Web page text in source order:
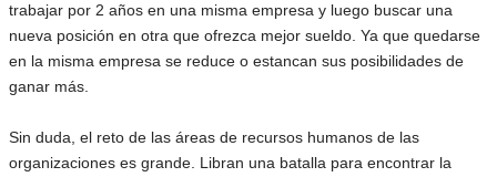
trabajar por 2 años en una misma empresa y luego buscar una
nueva posición en otra que ofrezca mejor sueldo. Ya que quedarse
en la misma empresa se reduce o estancan sus posibilidades de
ganar más.
Sin duda, el reto de las áreas de recursos humanos de las
organizaciones es grande. Libran una batalla para encontrar la